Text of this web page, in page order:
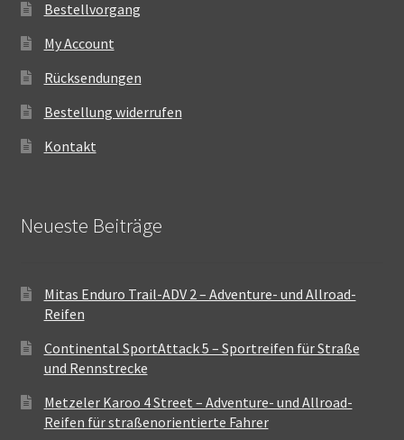
Bestellvorgang
My Account
Rücksendungen
Bestellung widerrufen
Kontakt
Neueste Beiträge
Mitas Enduro Trail-ADV 2 – Adventure- und Allroad-
Reifen
Continental SportAttack 5 – Sportreifen für Straße
und Rennstrecke
Metzeler Karoo 4 Street – Adventure- und Allroad-
Reifen für straßenorientierte Fahrer